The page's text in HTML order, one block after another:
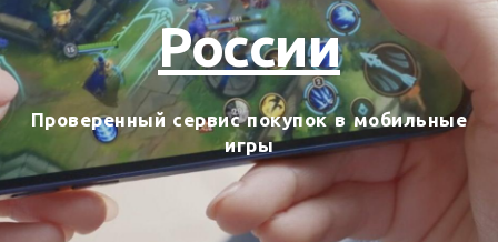
России
Проверенный сервис покупок в мобильные
игры